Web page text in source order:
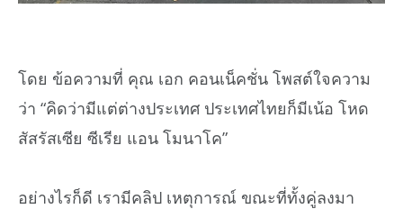
โดย ข้อความที่ คุณ เอก คอนเน็คชั่น โพสต์ใจความ
ว่า “คิดว่ามีแต่ต่างประเทศ ประเทศไทยก็มีเน้อ โหด
สัสรัสเซีย ซีเรีย แอน โมนาโค”
อย่างไรก็ดี เรามีคลิป เหตุการณ์ ขณะที่ทั้งคู่ลงมา